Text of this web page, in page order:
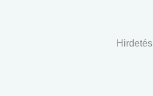
Hirdetés